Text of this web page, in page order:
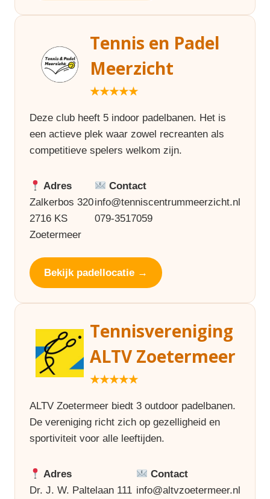
Tennis en Padel
Meerzicht
★★★★★
Deze club heeft 5 indoor padelbanen. Het is
een actieve plek waar zowel recreanten als
competitieve spelers welkom zijn.
Adres
Zalkerbos 320
2716 KS
Zoetermeer
Contact
info@tenniscentrummeerzicht.nl
079-3517059
Bekijk padellocatie →
Tennisvereniging
ALTV Zoetermeer
★★★★★
ALTV Zoetermeer biedt 3 outdoor padelbanen.
De vereniging richt zich op gezelligheid en
sportiviteit voor alle leeftijden.
Adres
Dr. J. W. Paltelaan 111
Contact
info@altvzoetermeer.nl